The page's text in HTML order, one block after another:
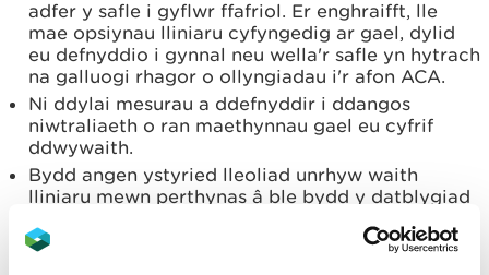
adfer y safle i gyflwr ffafriol. Er enghraifft, lle
mae opsiynau lliniaru cyfyngedig ar gael, dylid
eu defnyddio i gynnal neu wella'r safle yn hytrach
na galluogi rhagor o ollyngiadau i'r afon ACA.
Ni ddylai mesurau a ddefnyddir i ddangos
niwtraliaeth o ran maethynnau gael eu cyfrif
ddwywaith.
Bydd angen ystyried lleoliad unrhyw waith
lliniaru mewn perthynas â ble bydd y datblygiad
gweithredu mesurau o fewn terfynau’r safle